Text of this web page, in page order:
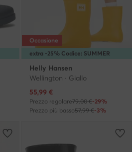
extra -25% Codice: SUMMER
Occasione
Helly Hansen
Wellington · Giallo
Prezzo attuale
55,99 €
Prezzo regolare79,00 €-29%
Prezzo più basso57,99 €-3%